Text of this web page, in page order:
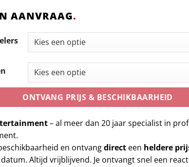
AANVRAAG.
ONTVANG PRIJS & BESCHIKBAARHEID
– al meer dan 20 jaar specialist in
en ontvangdirect een heldere
Altijd vrijblijvend. Je ontvangt snel een